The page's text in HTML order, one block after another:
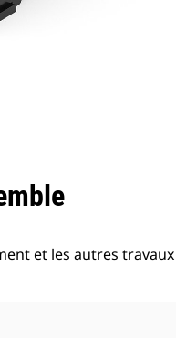
et les autres